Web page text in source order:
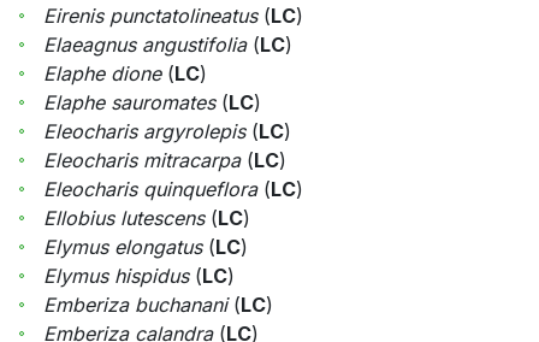
Eirenis punctatolineatus(LC)
Elaeagnus angustifolia(LC)
Elaphe dione(LC)
Elaphe sauromates(LC)
Eleocharis argyrolepis(LC)
Eleocharis mitracarpa(LC)
Eleocharis quinqueflora(LC)
Ellobius lutescens(LC)
Elymus elongatus(LC)
Elymus hispidus(LC)
Emberiza buchanani(LC)
Emberiza calandra(LC)